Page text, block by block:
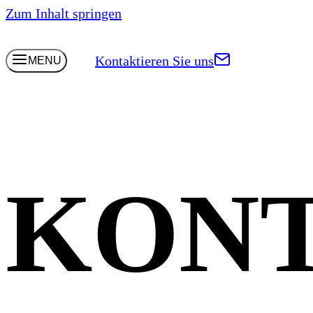
Zum Inhalt springen
MENU Kontaktieren Sie uns